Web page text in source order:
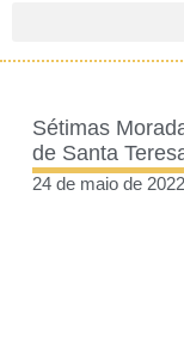
Sétimas
de Santa
24 de maio de 2022